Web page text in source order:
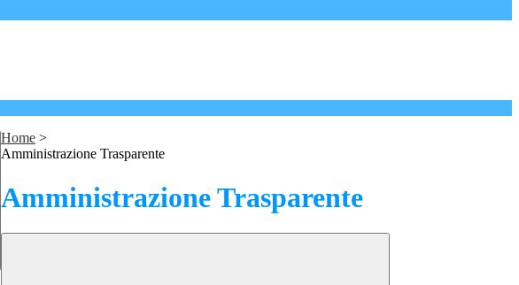
Home >
Amministrazione Trasparente
Amministrazione Trasparente